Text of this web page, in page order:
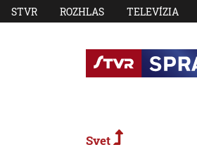
STVR ROZHLAS TELEVÍZIA
Svet